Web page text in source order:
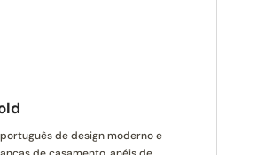
de design moderno e